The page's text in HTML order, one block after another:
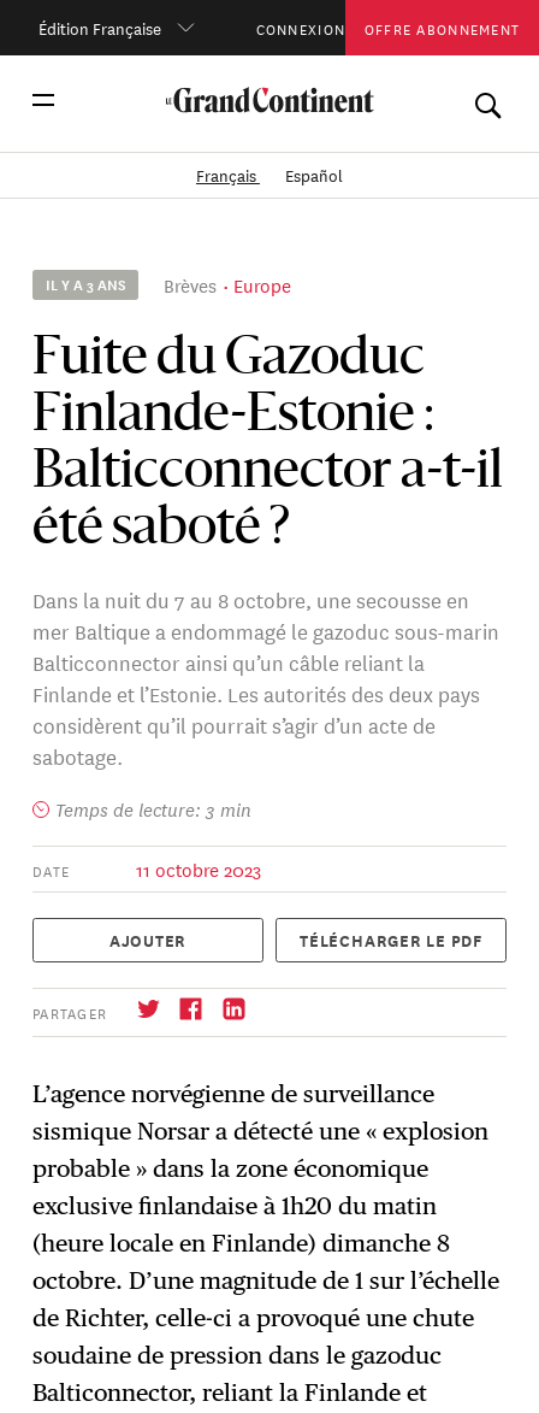
Édition Française CONNEXION OFFRE ABONNEMENT
Français Español
IL Y A 3 ANS Brèves Europe
Fuite du Gazoduc
Finlande-Estonie :
Balticconnector a-t-il
été saboté ?
Dans la nuit du 7 au 8 octobre, une secousse en
mer Baltique a endommagé le gazoduc sous-marin
Balticconnector ainsi qu’un câble reliant la
Finlande et l’Estonie. Les autorités des deux pays
considèrent qu’il pourrait s’agir d’un acte de
sabotage.
Temps de lecture: 3 min
DATE 11 octobre 2023
AJOUTER TÉLÉCHARGER LE PDF
PARTAGER
→ S'abonner
L’agence norvégienne de surveillance
sismique Norsar a détecté une « explosion
probable » dans la zone économique
exclusive finlandaise à 1h20 du matin
(heure locale en Finlande) dimanche 8
octobre. D’une magnitude de 1 sur l’échelle
de Richter, celle-ci a provoqué une chute
soudaine de pression dans le gazoduc
Balticonnector, reliant la Finlande et